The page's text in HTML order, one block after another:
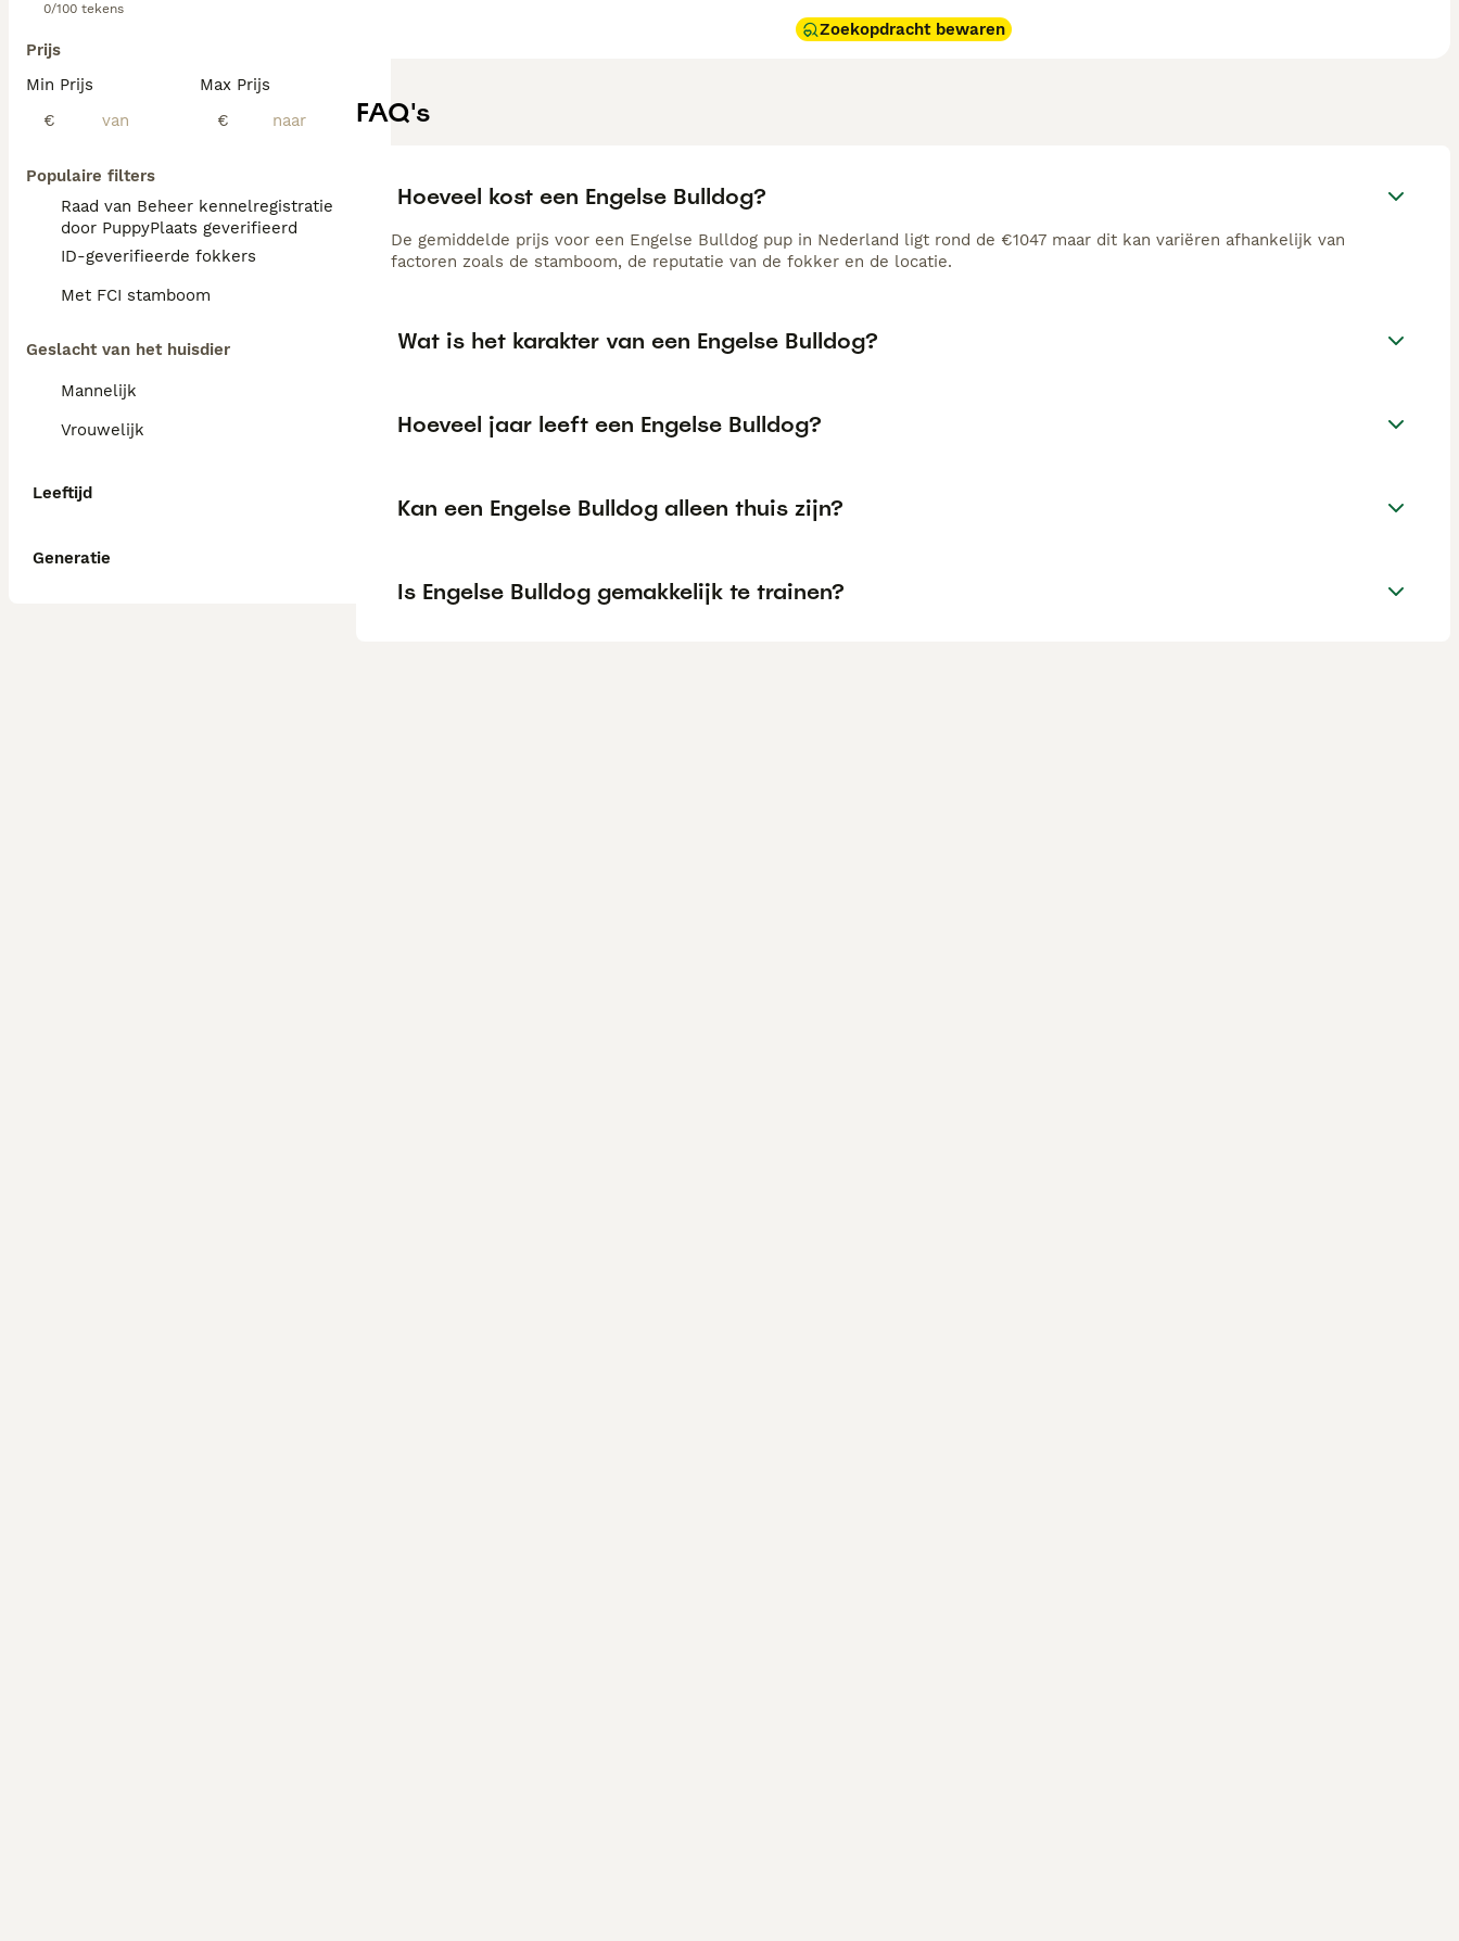
0/100 tekens
Prijs
Min Prijs
€
Max Prijs
€
Populaire filters
Raad van Beheer kennelregistratie
door PuppyPlaats geverifieerd
ID-geverifieerde fokkers
Met FCI stamboom
Geslacht van het huisdier
Mannelijk
Vrouwelijk
Leeftijd
Generatie
Zoekopdracht bewaren
FAQ's
Hoeveel kost een Engelse Bulldog?
De gemiddelde prijs voor een Engelse Bulldog pup in Nederland ligt rond de €1047 maar dit kan variëren afhankelijk van
factoren zoals de stamboom, de reputatie van de fokker en de locatie.
Wat is het karakter van een Engelse Bulldog?
Hoeveel jaar leeft een Engelse Bulldog?
Kan een Engelse Bulldog alleen thuis zijn?
Is Engelse Bulldog gemakkelijk te trainen?